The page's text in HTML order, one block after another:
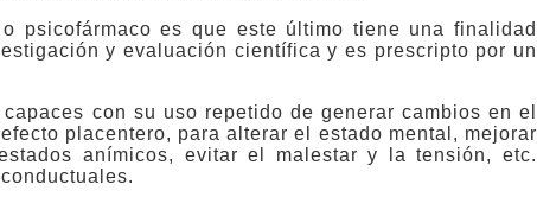
psicofármaco es que este último tiene una finalidad
y evaluación científica y es prescripto por un
con su uso repetido de generar cambios en el
placentero, para alterar el estado mental, mejorar
anímicos, evitar el malestar y la tensión, etc.